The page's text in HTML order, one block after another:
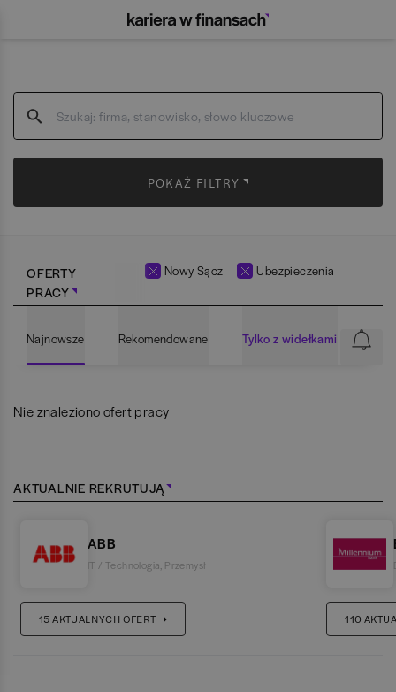
POKAŻ FILTRY
OFERTY
PRACY
Nowy Sącz Ubezpieczenia
Najnowsze Rekomendowane Tylko z widełkami
Nie znaleziono ofert pracy
AKTUALNIE REKRUTUJĄ
ABB
IT / Technologia Przemysł
15AKTUALNYCH OFERT 110